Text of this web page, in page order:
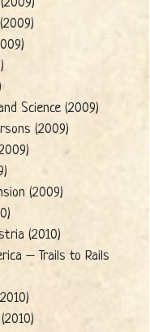
Science (2009)
(2009)
(2009)
(2010)
– Trails to Rails